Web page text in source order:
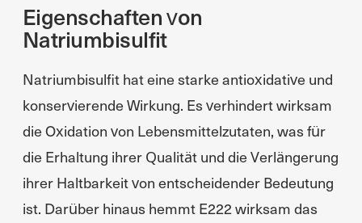
Eigenschaften von
Natriumbisulfit
Natriumbisulfit hat eine starke antioxidative und
konservierende Wirkung. Es verhindert wirksam
die Oxidation von Lebensmittelzutaten, was für
die Erhaltung ihrer Qualität und die Verlängerung
ihrer Haltbarkeit von entscheidender Bedeutung
ist. Darüber hinaus hemmt E222 wirksam das